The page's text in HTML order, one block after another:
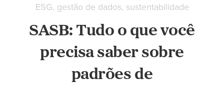
ESG gestão de dados sustentabilidade
SASB: Tudo o que você
precisa saber sobre
padrões de